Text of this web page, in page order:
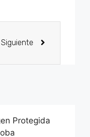
Siguiente